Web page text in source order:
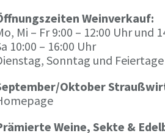
Weinverkauf:
Mi – Fr 9:00 – 12:00 Uhr und
10:00 – 16:00 Uhr
Sonntag und
Oktober
Weine, Sekte &